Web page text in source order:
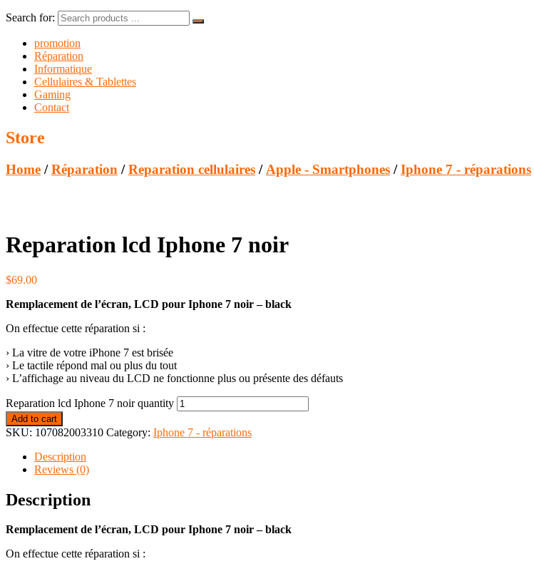
Search for:
promotion
Réparation
Informatique
Cellulaires & Tablettes
Gaming
Contact
Store
Home /Réparation /Reparation cellulaires / Apple - Smartphones /Iphone 7 - réparations
Reparation lcd Iphone 7 noir
$69.00
Remplacement de l’écran, LCD pour Iphone 7 noir – black
On effectue cette réparation si :
› La vitre de votre iPhone 7 est brisée
› Le tactile répond mal ou plus du tout
› L’affichage au niveau du LCD ne fonctionne plus ou présente des défauts
Reparation lcd Iphone 7 noir quantity
Add to cart
SKU: 107082003310 Category: Iphone 7 - réparations
Description
Reviews (0)
Description
Remplacement de l’écran, LCD pour Iphone 7 noir – black
On effectue cette réparation si :